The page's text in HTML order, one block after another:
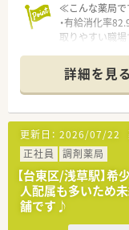
≪こんな薬局
・有給消化率
取りやすい職場
調整ができます
・産休・育休
ます
≪研修制度≫
・領域別専門研
など様々な研修
・外部研修や
・管理薬剤師～
企画力を高め、
修もございます
詳細を見る
更新日： 2026/07/22
正社員
調剤薬局
【台東区/浅草駅】
人配属も多いため
舗です♪